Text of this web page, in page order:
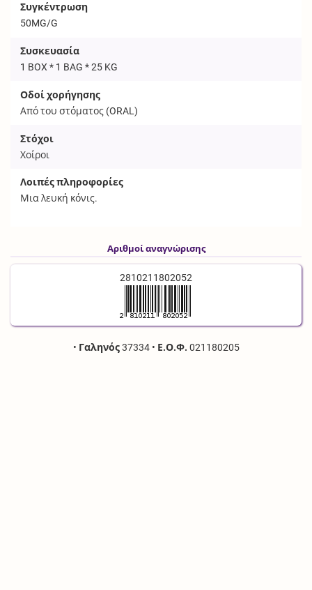
Συγκέντρωση
50MG/G
Συσκευασία
1 BOX * 1 BAG * 25 KG
Οδοί χορήγησης
Από του στόματος (ORAL)
Στόχοι
Χοίροι
Λοιπές πληροφορίες
Μια λευκή κόνις.
Αριθμοί αναγνώρισης
2810211802052
• Γαληνός37334 • Ε.Ο.Φ. 021180205